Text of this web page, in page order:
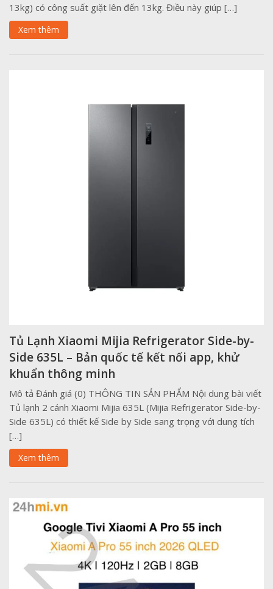
13kg) có công suất giặt lên đến 13kg. Điều này giúp […]
Xem thêm
Tủ Lạnh Xiaomi Mijia Refrigerator Side-by-
Side 635L – Bản quốc tế kết nối app, khử
khuẩn thông minh
Mô tả Đánh giá (0) THÔNG TIN SẢN PHẨM Nội dung bài viết
Tủ lạnh 2 cánh Xiaomi Mijia 635L (Mijia Refrigerator Side-by-
Side 635L) có thiết kế Side by Side sang trọng với dung tích
[…]
Xem thêm